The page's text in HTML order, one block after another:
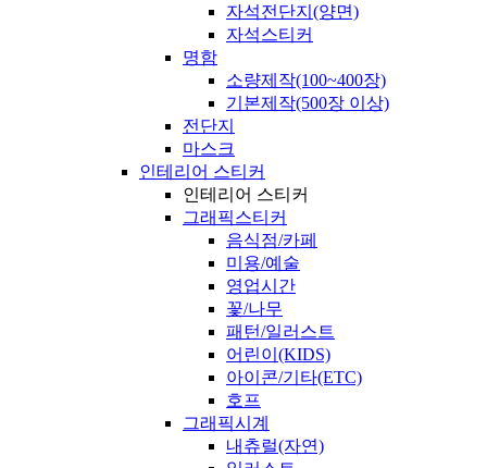
자석전단지(양면)
자석스티커
명함
소량제작(100~400장)
기본제작(500장 이상)
전단지
마스크
인테리어 스티커
인테리어 스티커
그래픽스티커
음식점/카페
미용/예술
영업시간
꽃/나무
패턴/일러스트
어린이(KIDS)
아이콘/기타(ETC)
호프
그래픽시계
내츄럴(자연)